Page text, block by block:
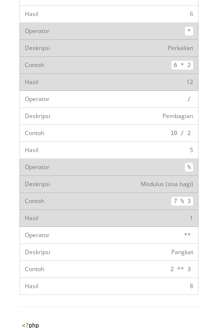
6
*
Perkalian
6 * 2
12
/
Pembagian
10 / 2
5
%
Modulus (sisa bagi)
7 % 3
1
**
Pangkat
2 ** 3
8
<?php